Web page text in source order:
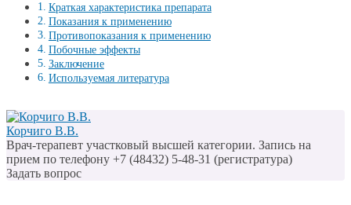
Краткая характеристика препарата
Показания к применению
Противопоказания к применению
Побочные эффекты
Заключение
Используемая литература
Корчиго В.В.
Врач-терапевт участковый высшей категории. Запись на
прием по телефону +7 (48432) 5-48-31 (регистратура)
Задать вопрос